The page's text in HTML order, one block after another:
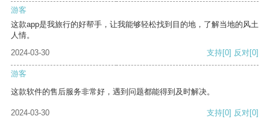
游客
这款app是我旅行的好帮手，让我能够轻松找到目的地，了解当地的风土
人情。
2024-03-30
支持[0] 反对[0]
游客
这款软件的售后服务非常好，遇到问题都能得到及时解决。
2024-03-30 支持[0] 反对[0]